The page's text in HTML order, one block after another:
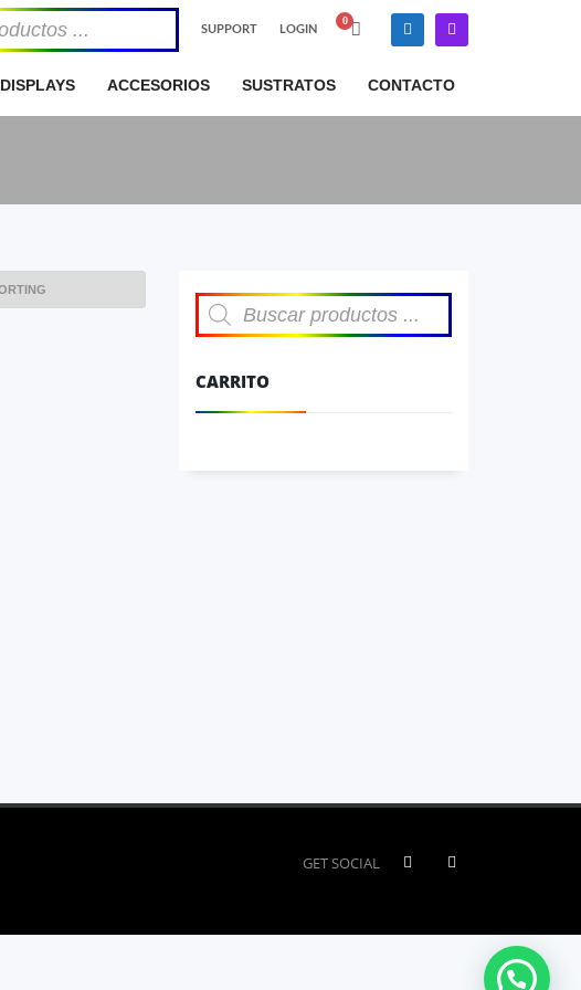
SUPPORT LOGIN
DISPLAYS ACCESORIOS SUSTRATOS CONTACTO
Búsqueda
de
productos
CARRITO
GET SOCIAL